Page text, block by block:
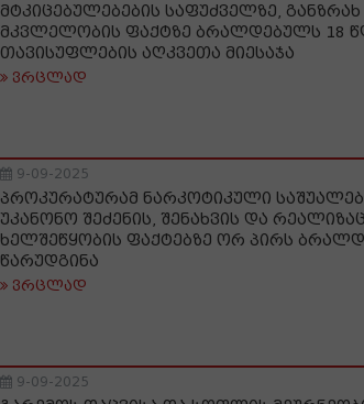
მტკიცებულებების საფუძველზე, განზრახ
მკვლელობის ფაქტზე ბრალდებულს 18
თავისუფლების აღკვეთა მიესაჯა
ვრცლად
9-09-2025
პროკურატურამ ნარკოტიკული
უკანონო შეძენის, შენახვის და
ხელშეწყობის ფაქტებზე ორ პირს
წარუდგინა
ვრცლად
9-09-2025